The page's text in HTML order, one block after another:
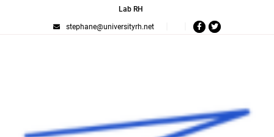
Lab RH
stephane@universityrh.net